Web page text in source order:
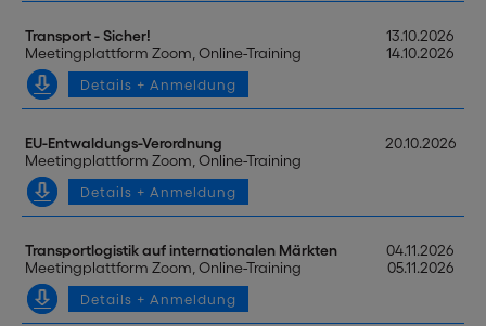
Transport - Sicher!
Meetingplattform Zoom, Online-Training
13.10.2026
14.10.2026
Details + Anmeldung
EU-Entwaldungs-Verordnung
Meetingplattform Zoom, Online-Training
20.10.2026
Details + Anmeldung
Transportlogistik auf internationalen Märkten
Meetingplattform Zoom, Online-Training
04.11.2026
05.11.2026
Details + Anmeldung